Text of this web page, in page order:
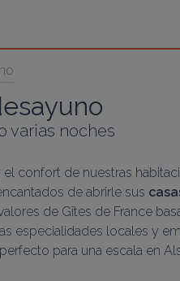
varias noches
confort de nuestras
de abrirle sus
de Gîtes de France
especialidades locales y
para una escala en